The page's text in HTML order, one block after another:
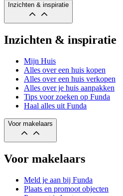
Inzichten & inspiratie
Inzichten & inspiratie
Mijn Huis
Alles over een huis kopen
Alles over een huis verkopen
Alles over je huis aanpakken
Tips voor zoeken op Funda
Haal alles uit Funda
Voor makelaars
Voor makelaars
Meld je aan bij Funda
Plaats en promoot objecten